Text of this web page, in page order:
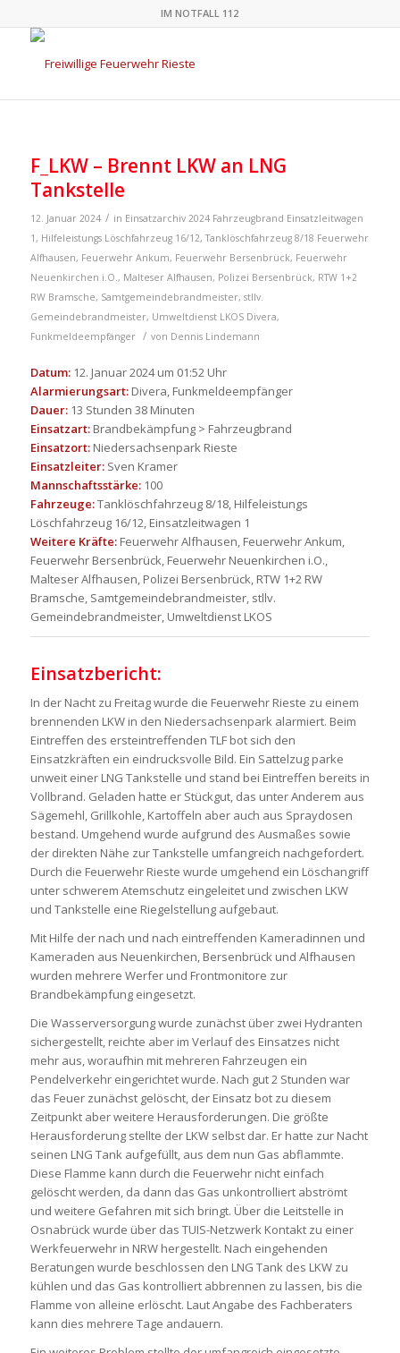
IM NOTFALL 112
F_LKW – Brennt LKW an LNG
Tankstelle
12. Januar 2024 / in Einsatzarchiv 2024 Fahrzeugbrand Einsatzleitwagen
1, Hilfeleistungs Löschfahrzeug 16/12,Tanklöschfahrzeug 8/18 Feuerwehr
Alfhausen, Feuerwehr Ankum, Feuerwehr Bersenbrück, Feuerwehr
Neuenkirchen i.O., Malteser Alfhausen, Polizei Bersenbrück, RTW 1+2
RW Bramsche, Samtgemeindebrandmeister, stllv.
Gemeindebrandmeister, Umweltdienst LKOS Divera,
Funkmeldeempfänger
/ von Dennis Lindemann
Datum:12. Januar 2024 um 01:52 Uhr
Alarmierungsart:Divera, Funkmeldeempfänger
Dauer:13 Stunden 38 Minuten
Einsatzart:Brandbekämpfung > Fahrzeugbrand
Einsatzort:Niedersachsenpark Rieste
Einsatzleiter:Sven Kramer
Mannschaftsstärke:100
Fahrzeuge:Tanklöschfahrzeug 8/18, Hilfeleistungs
Löschfahrzeug 16/12, Einsatzleitwagen 1
Weitere Kräfte:Feuerwehr Alfhausen, Feuerwehr Ankum,
Feuerwehr Bersenbrück, Feuerwehr Neuenkirchen i.O.,
Malteser Alfhausen, Polizei Bersenbrück, RTW 1+2 RW
Bramsche, Samtgemeindebrandmeister, stllv.
Gemeindebrandmeister, Umweltdienst LKOS
Einsatzbericht:
In der Nacht zu Freitag wurde die Feuerwehr Rieste zu einem
brennenden LKW in den Niedersachsenpark alarmiert. Beim
Eintreffen des ersteintreffenden TLF bot sich den
Einsatzkräften ein eindrucksvolle Bild. Ein Sattelzug parke
unweit einer LNG Tankstelle und stand bei Eintreffen bereits in
Vollbrand. Geladen hatte er Stückgut, das unter Anderem aus
Sägemehl, Grillkohle, Kartoffeln aber auch aus Spraydosen
bestand. Umgehend wurde aufgrund des Ausmaßes sowie
der direkten Nähe zur Tankstelle umfangreich nachgefordert.
Durch die Feuerwehr Rieste wurde umgehend ein Löschangriff
unter schwerem Atemschutz eingeleitet und zwischen LKW
und Tankstelle eine Riegelstellung aufgebaut.
Mit Hilfe der nach und nach eintreffenden Kameradinnen und
Kameraden aus Neuenkirchen, Bersenbrück und Alfhausen
wurden mehrere Werfer und Frontmonitore zur
Brandbekämpfung eingesetzt.
Die Wasserversorgung wurde zunächst über zwei Hydranten
sichergestellt, reichte aber im Verlauf des Einsatzes nicht
mehr aus, woraufhin mit mehreren Fahrzeugen ein
Pendelverkehr eingerichtet wurde. Nach gut 2 Stunden war
das Feuer zunächst gelöscht, der Einsatz bot zu diesem
Zeitpunkt aber weitere Herausforderungen. Die größte
Herausforderung stellte der LKW selbst dar. Er hatte zur Nacht
seinen LNG Tank aufgefüllt, aus dem nun Gas abflammte.
Diese Flamme kann durch die Feuerwehr nicht einfach
gelöscht werden, da dann das Gas unkontrolliert abströmt
und weitere Gefahren mit sich bringt. Über die Leitstelle in
Osnabrück wurde über das TUIS-Netzwerk Kontakt zu einer
Werkfeuerwehr in NRW hergestellt. Nach eingehenden
Beratungen wurde beschlossen den LNG Tank des LKW zu
kühlen und das Gas kontrolliert abbrennen zu lassen, bis die
Flamme von alleine erlöscht. Laut Angabe des Fachberaters
kann dies mehrere Tage andauern.